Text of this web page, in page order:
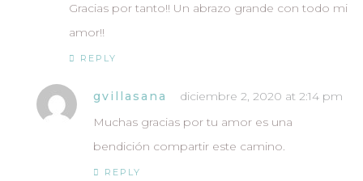
Gracias por tanto!! Un abrazo grande con todo mi
amor!!
REPLY
gvillasana
diciembre 2, 2020 at 2:14 pm
Muchas gracias por tu amor es una
bendición compartir este camino.
REPLY